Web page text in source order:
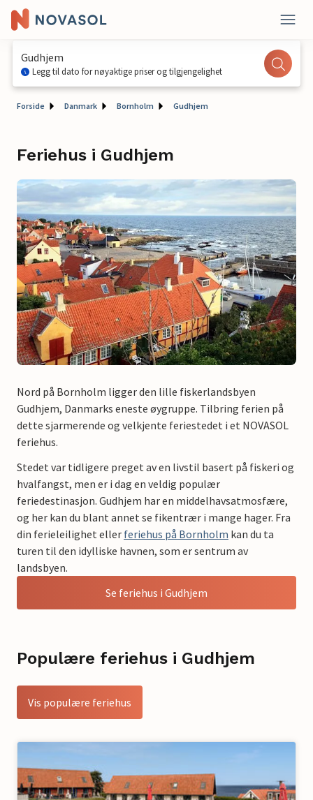
Gudhjem
Legg til dato for nøyaktige priser og tilgjengelighet
Forside Danmark Bornholm Gudhjem
Feriehus i Gudhjem
Nord på Bornholm ligger den lille fiskerlandsbyen
Gudhjem, Danmarks eneste øygruppe. Tilbring ferien på
dette sjarmerende og velkjente feriestedet i et NOVASOL
feriehus.
Stedet var tidligere preget av en livstil basert på fiskeri og
hvalfangst, men er i dag en veldig populær
feriedestinasjon. Gudhjem har en middelhavsatmosfære,
og her kan du blant annet se fikentrær i mange hager. Fra
din ferieleilighet eller feriehus på Bornholm kan du ta
turen til den idylliske havnen, som er sentrum av
landsbyen.
Se feriehus i Gudhjem
Populære feriehus i Gudhjem
Vis populære feriehus